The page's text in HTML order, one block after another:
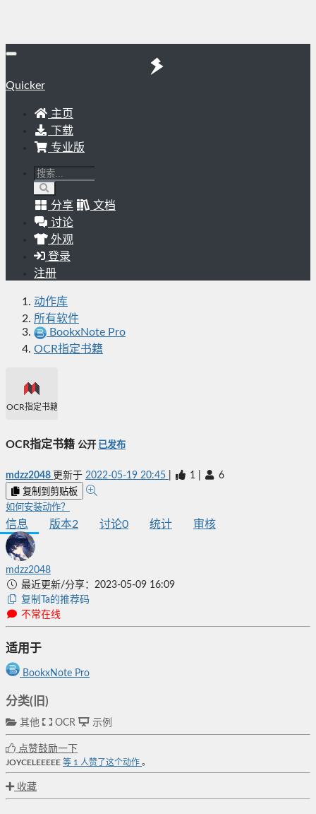
Quicker
主页
下载
专业版
分享
文档
讨论
外观
登录
注册
动作库
所有软件
BookxNote Pro
OCR指定书籍
OCR指定书籍
OCR指定书籍 公开 已发布
mdzz2048 更新于 2022-05-19 20:45 1 6
复制到剪贴板
如何安装动作？
信息 版本2 讨论0 统计 审核
mdzz2048
最近更新/分享：2023-05-09 16:09
复制Ta的推荐码
不常在线
适用于
BookxNote Pro
分类(旧)
其他 OCR 示例
点赞鼓励一下
JOYCELEEEEE 等 1 人赞了这个动作 。
收藏